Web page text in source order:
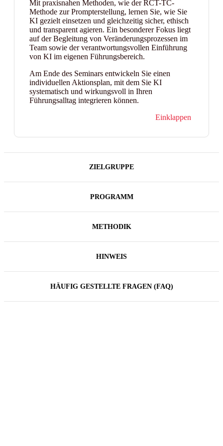
Mit praxisnahen Methoden, wie der RCT-TC-
Methode zur Prompterstellung, lernen Sie, wie Sie
KI gezielt einsetzen und gleichzeitig sicher, ethisch
und transparent agieren. Ein besonderer Fokus liegt
auf der Begleitung von Veränderungsprozessen im
Team sowie der verantwortungsvollen Einführung
von KI im eigenen Führungsbereich.
Am Ende des Seminars entwickeln Sie einen
individuellen Aktionsplan, mit dem Sie KI
systematisch und wirkungsvoll in Ihren
Führungsalltag integrieren können.
Einklappen
ZIELGRUPPE
PROGRAMM
METHODIK
HINWEIS
HÄUFIG GESTELLTE FRAGEN (FAQ)